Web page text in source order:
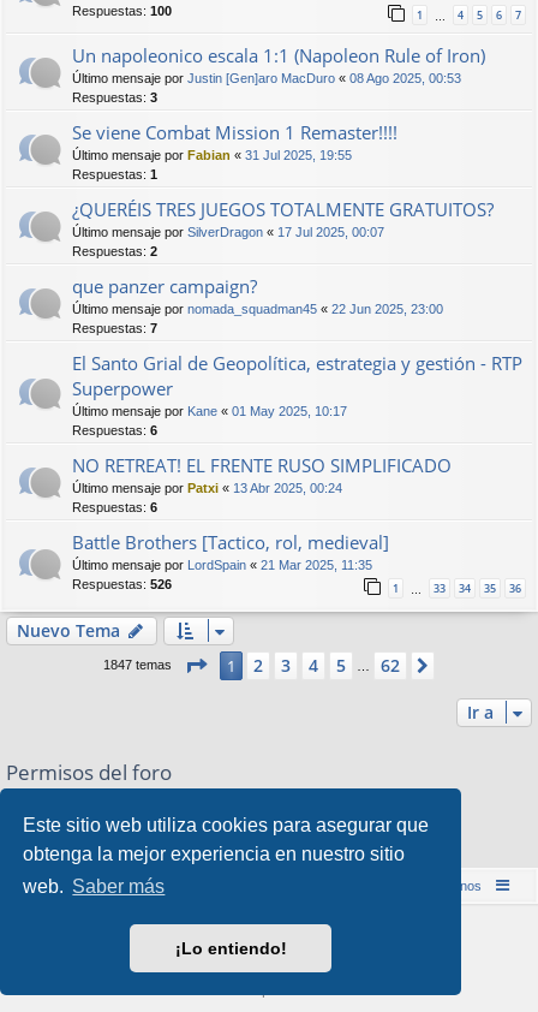
Este sitio web utiliza cookies para asegurar que
obtenga la mejor experiencia en nuestro sitio
web. Saber más
¡Lo entiendo!
Respuestas: 100 1 4 5 6 7
Un napoleonico escala 1:1 (Napoleon Rule of Iron)
Último mensaje por Justin [Gen]aro MacDuro « 08 Ago 2025, 00:53
Respuestas: 3
Se viene Combat Mission 1 Remaster!!!!
Último mensaje por Fabian « 31 Jul 2025, 19:55
Respuestas: 1
¿QUERÉIS TRES JUEGOS TOTALMENTE GRATUITOS?
Último mensaje por SilverDragon « 17 Jul 2025, 00:07
Respuestas: 2
que panzer campaign?
Último mensaje por nomada_squadman45 « 22 Jun 2025, 23:00
Respuestas: 7
El Santo Grial de Geopolítica, estrategia y gestión - RTP
Superpower
Último mensaje por Kane « 01 May 2025, 10:17
Respuestas: 6
NO RETREAT! EL FRENTE RUSO SIMPLIFICADO
Último mensaje por Patxi « 13 Abr 2025, 00:24
Respuestas: 6
Battle Brothers [Tactico, rol, medieval]
Último mensaje por LordSpain « 21 Mar 2025, 11:35
Respuestas: 526 1 … 33 34 35 36
Nuevo Tema
1847 temas Página de 62
1 2 3 4 5 62
Ir a
Permisos del foro
No puede responder a temas en este Foro
No puedeeditar sus mensajes en este Foro
No puedeborrar sus mensajes en este Foro
Inicio (Web) Foro Punta de Lanza Wargames Contáctenos
Desarrollado porphpBB® Forum Software © phpBB Limited
Style porArty&
phpBB España